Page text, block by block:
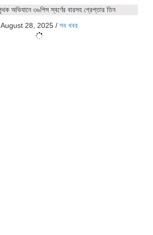
অভিযানে ৩৬পিস স্বর্ণের বারসহ গ্রেপ্তার তিন
August 28, 2025 / সব খবর